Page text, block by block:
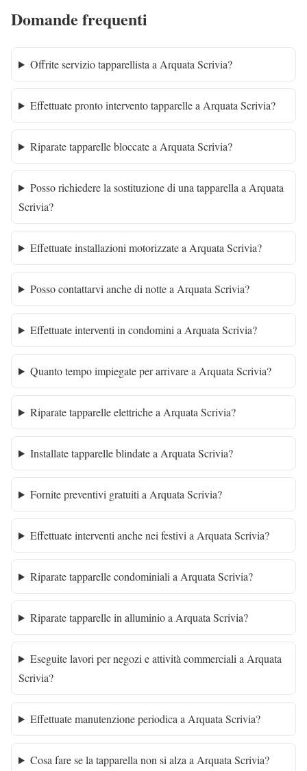
Domande frequenti
Offrite servizio tapparellista a Arquata Scrivia?
Effettuate pronto intervento tapparelle a Arquata Scrivia?
Riparate tapparelle bloccate a Arquata Scrivia?
Posso richiedere la sostituzione di una tapparella a Arquata
Scrivia?
Effettuate installazioni motorizzate a Arquata Scrivia?
Posso contattarvi anche di notte a Arquata Scrivia?
Effettuate interventi in condomini a Arquata Scrivia?
Quanto tempo impiegate per arrivare a Arquata Scrivia?
Riparate tapparelle elettriche a Arquata Scrivia?
Installate tapparelle blindate a Arquata Scrivia?
Fornite preventivi gratuiti a Arquata Scrivia?
Effettuate interventi anche nei festivi a Arquata Scrivia?
Riparate tapparelle condominiali a Arquata Scrivia?
Riparate tapparelle in alluminio a Arquata Scrivia?
Eseguite lavori per negozi e attività commerciali a Arquata
Scrivia?
Effettuate manutenzione periodica a Arquata Scrivia?
Cosa fare se la tapparella non si alza a Arquata Scrivia?